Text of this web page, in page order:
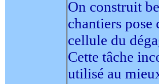
On construit
chantiers pose
cellule du
Cette tâche
utilisé au